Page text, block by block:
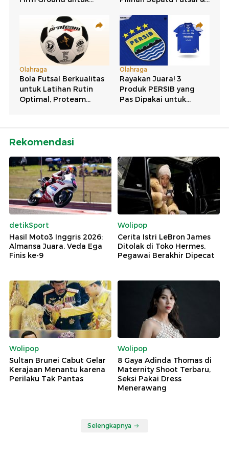
Rekomendasi
detikSport
Hasil Moto3 Inggris 2026:
Almansa Juara, Veda Ega
Finis ke-9
Wolipop
Cerita Istri LeBron James
Ditolak di Toko Hermes,
Pegawai Berakhir Dipecat
Wolipop
Sultan Brunei Cabut Gelar
Kerajaan Menantu karena
Perilaku Tak Pantas
Wolipop
8 Gaya Adinda Thomas di
Maternity Shoot Terbaru,
Seksi Pakai Dress
Menerawang
Selengkapnya